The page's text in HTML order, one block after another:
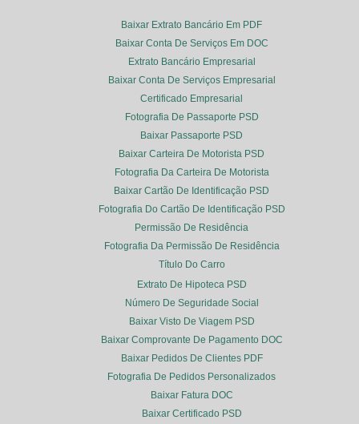
Baixar Extrato Bancário Em PDF
Baixar Conta De Serviços Em DOC
Extrato Bancário Empresarial
Baixar Conta De Serviços Empresarial
Certificado Empresarial
Fotografia De Passaporte PSD
Baixar Passaporte PSD
Baixar Carteira De Motorista PSD
Fotografia Da Carteira De Motorista
Baixar Cartão De Identificação PSD
Fotografia Do Cartão De Identificação PSD
Permissão De Residência
Fotografia Da Permissão De Residência
Título Do Carro
Extrato De Hipoteca PSD
Número De Seguridade Social
Baixar Visto De Viagem PSD
Baixar Comprovante De Pagamento DOC
Baixar Pedidos De Clientes PDF
Fotografia De Pedidos Personalizados
Baixar Fatura DOC
Baixar Certificado PSD